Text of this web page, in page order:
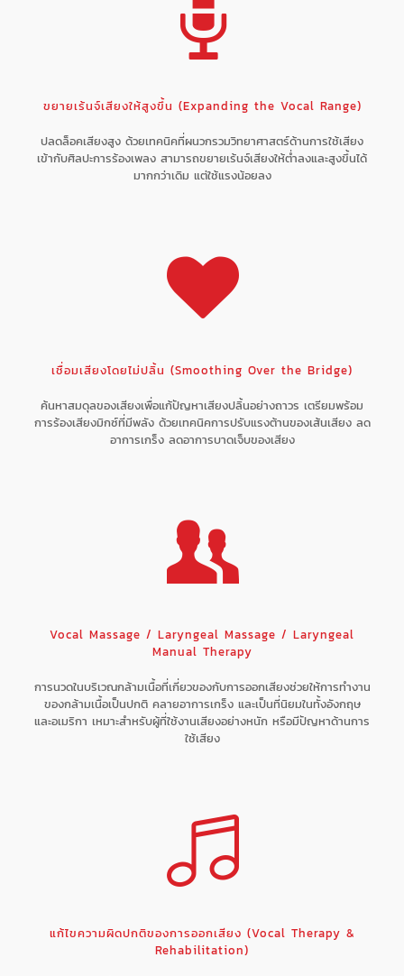
ขยายเร้นจ์เสียงให้สูงขึ้น (Expanding the Vocal Range)
ปลดล็อคเสียงสูง ด้วยเทคนิคที่ผนวกรวมวิทยาศาสตร์ด้านการใช้เสียง
เข้ากับศิลปะการร้องเพลง สามารถขยายเร้นจ์เสียงให้ต่ำลงและสูงขึ้นได้
มากกว่าเดิม แต่ใช้แรงน้อยลง
เชื่อมเสียงโดยไม่ปลิ้น (Smoothing Over the Bridge)
ค้นหาสมดุลของเสียงเพื่อแก้ปัญหาเสียงปลิ้นอย่างถาวร เตรียมพร้อม
การร้องเสียงมิกซ์ที่มีพลัง ด้วยเทคนิคการปรับแรงต้านของเส้นเสียง ลด
อาการเกร็ง ลดอาการบาดเจ็บของเสียง
Vocal Massage / Laryngeal Massage / Laryngeal
Manual Therapy
การนวดในบริเวณกล้ามเนื้อที่เกี่ยวของกับการออกเสียงช่วยให้การทำงาน
ของกล้ามเนื้อเป็นปกติ คลายอาการเกร็ง และเป็นที่นิยมในทั้งอังกฤษ
และอเมริกา เหมาะสำหรับผู้ที่ใช้งานเสียงอย่างหนัก หรือมีปัญหาด้านการ
ใช้เสียง
แก้ไขความผิดปกติของการออกเสียง (Vocal Therapy &
Rehabilitation)